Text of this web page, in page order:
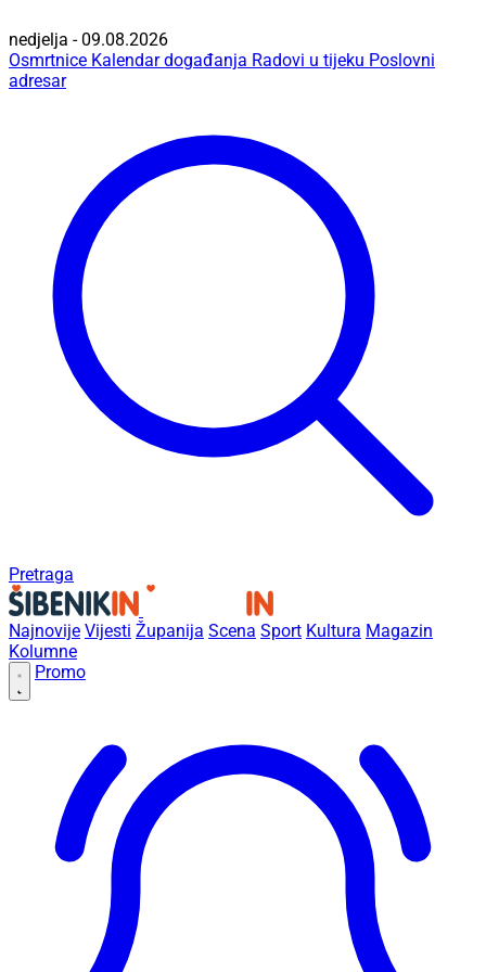
nedjelja - 09.08.2026
Osmrtnice Kalendar događanja Radovi u tijeku Poslovni
adresar
Pretraga
Najnovije Vijesti Županija Scena Sport Kultura Magazin
Kolumne
Promo